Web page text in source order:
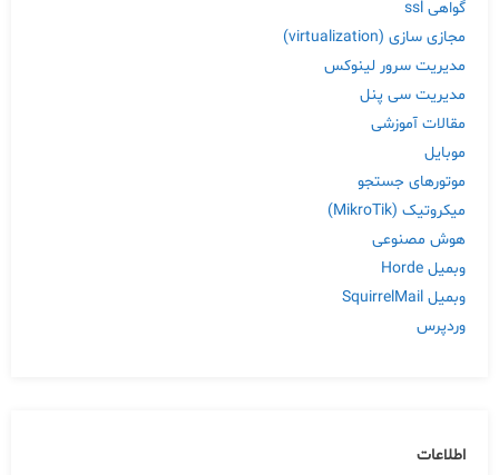
گواهی ssl
مجازی سازی (virtualization)
مدیریت سرور لینوکس
مدیریت سی پنل
مقالات آموزشی
موبایل
موتورهای جستجو
میکروتیک (MikroTik)
هوش مصنوعی
وبمیل Horde
وبمیل SquirrelMail
وردپرس
اطلاعات